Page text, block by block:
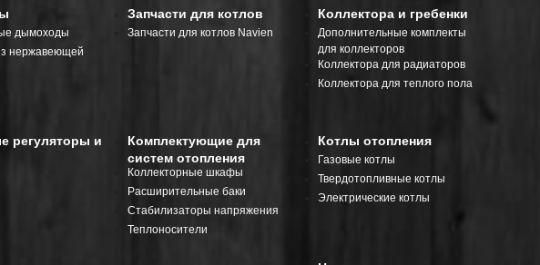
дымоходы
нержавеющей
Запчасти для котлов
Запчасти для котлов Navien
Коллектора и гребенки
Дополнительные комплекты
для коллекторов
Коллектора для радиаторов
Коллектора для теплого пола
регуляторы и Комплектующие для
систем отопления
Коллекторные шкафы
Расширительные баки
Стабилизаторы напряжения
Теплоносители
Котлы отопления
Газовые котлы
Твердотопливные котлы
Электрические котлы